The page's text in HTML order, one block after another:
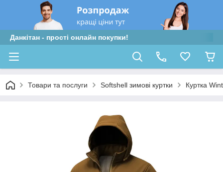
Данкітан - прості онлайн покупки!
Товари та послуги Softshell зимові куртки Куртка